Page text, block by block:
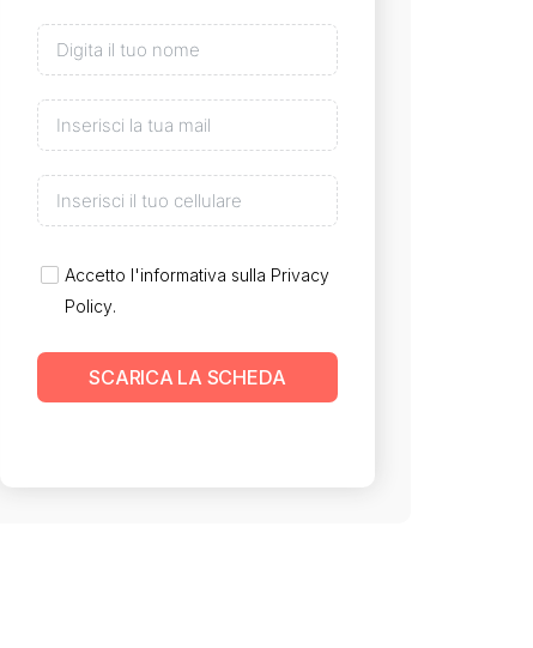
Accetto l'informativa sulla Privacy
Policy.
SCARICA LA SCHEDA